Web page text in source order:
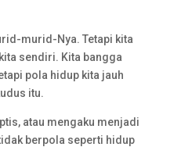
murid-Nya. Tetapi kita
sendiri. Kita bangga
pola hidup kita jauh
itu.
atau mengaku menjadi
berpola seperti hidup